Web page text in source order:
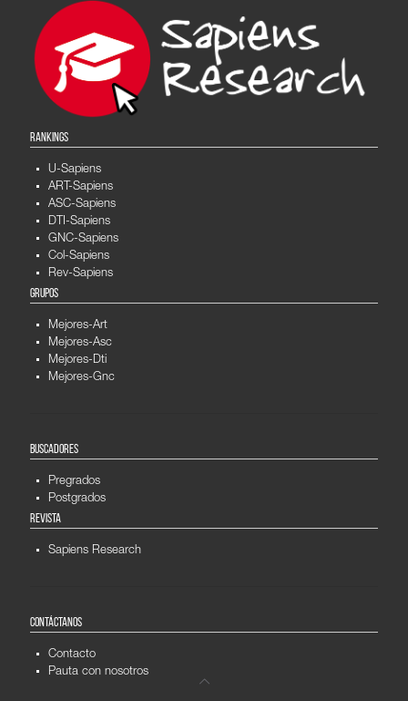
RANKINGS
U-Sapiens
ART-Sapiens
ASC-Sapiens
DTI-Sapiens
GNC-Sapiens
Col-Sapiens
Rev-Sapiens
GRUPOS
Mejores-Art
Mejores-Asc
Mejores-Dti
Mejores-Gnc
BUSCADORES
Pregrados
Postgrados
REVISTA
Sapiens Research
CONTÁCTANOS
Contacto
Pauta con nosotros